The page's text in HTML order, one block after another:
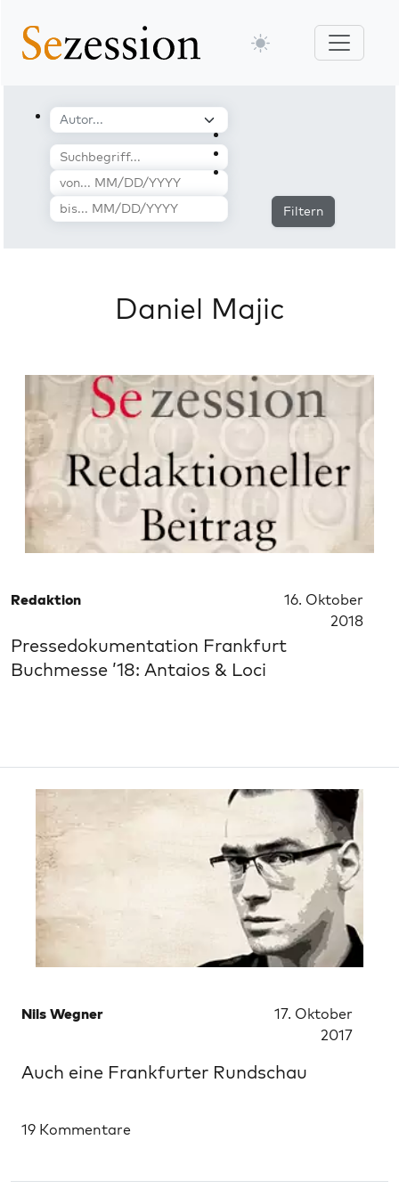
Filtern
Daniel Majic
Redaktion
16. Oktober
2018
Pressedokumentation Frankfurt
Buchmesse ’18: Antaios & Loci
Nils Wegner
17. Oktober
2017
Auch eine Frankfurter Rundschau
19 Kommentare